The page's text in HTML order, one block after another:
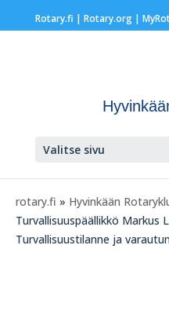
Rotary.fi | Rotary.org|
Valitse sivu
rotary.fi » Hyvinkään
Turvallisuuspäällikkö Markus
Turvallisuustilanne ja